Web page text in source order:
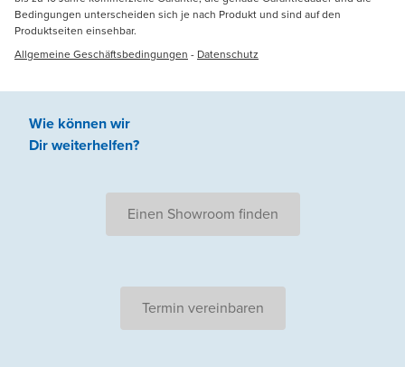
Bedingungen unterscheiden sich je nach Produkt und sind auf den
Produktseiten einsehbar.
Allgemeine Geschäftsbedingungen - Datenschutz
Wie können wir
Dir weiterhelfen?
Einen Showroom finden
Termin vereinbaren